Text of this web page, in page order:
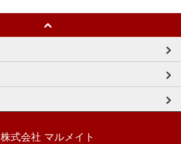
株式会社 マルメイト